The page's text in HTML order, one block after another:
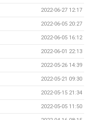
2022-06-27 12:17
2022-06-05 20:27
2022-06-05 16:12
2022-06-01 22:13
2022-05-26 14:39
2022-05-21 09:30
2022-05-15 21:34
2022-05-05 11:50